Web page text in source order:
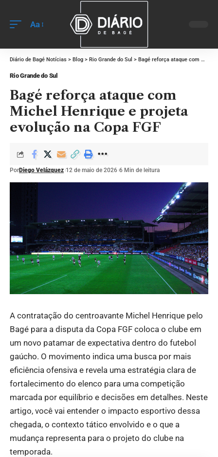
Aa
Diário de Bagé Notícias > Blog > Rio Grande do Sul > Bagé reforça ataque com Michel Henrique e projeta evolução na Copa FGF
Rio Grande do Sul
Bagé reforça ataque com
Michel Henrique e projeta
evolução na Copa FGF
PorDiego Velázquez 12 de maio de 2026 6 Min de leitura
A contratação do centroavante Michel Henrique pelo
Bagé para a disputa da Copa FGF coloca o clube em
um novo patamar de expectativa dentro do futebol
gaúcho. O movimento indica uma busca por mais
eficiência ofensiva e revela uma estratégia clara de
fortalecimento do elenco para uma competição
marcada por equilíbrio e decisões em detalhes. Neste
artigo, você vai entender o impacto esportivo dessa
chegada, o contexto tático envolvido e o que a
mudança representa para o projeto do clube na
temporada.